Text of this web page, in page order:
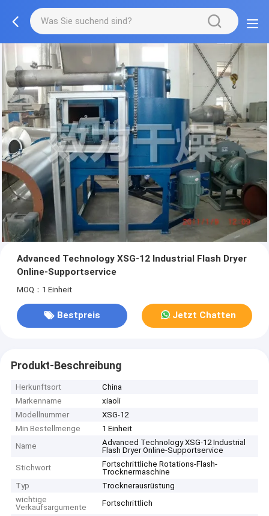
Advanced Technology XSG-12 Industrial Flash Dryer
Online-Supportservice
MOQ：1 Einheit
Bestpreis Jetzt Chatten
Produkt-Beschreibung
Herkunftsort
China
Markenname
xiaoli
Modellnummer
XSG-12
Min Bestellmenge
1 Einheit
Name
Advanced Technology XSG-12 Industrial
Flash Dryer Online-Supportservice
Stichwort
Fortschrittliche Rotations-Flash-
Trocknermaschine
Typ
Trocknerausrüstung
wichtige
Verkaufsargumente
Fortschrittlich